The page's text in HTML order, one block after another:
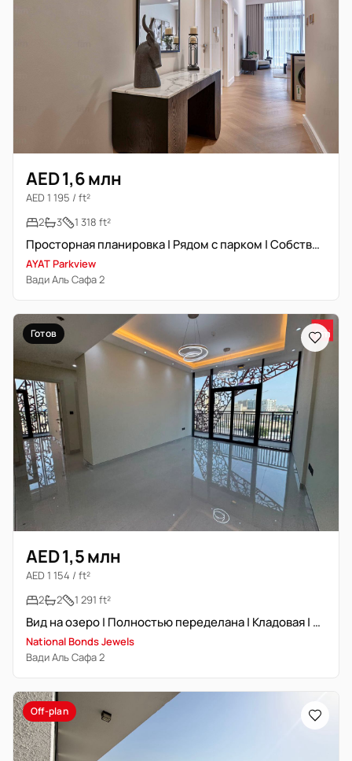
AED 1,6 млн
AED 1 195 / ft²
2
3 1 318 ft²
Просторная планировка | Рядом с парком | Собственность на правах фригольда
AYAT Parkview
Вади Аль Сафа 2
Готов
AED 1,5 млн
AED 1 154 / ft²
2
2 1 291 ft²
Вид на озеро | Полностью переделана | Кладовая | 6500 Emi
National Bonds Jewels
Вади Аль Сафа 2
Off-plan